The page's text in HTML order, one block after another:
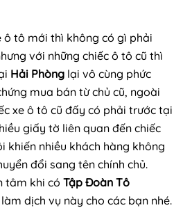
ô tô mới thì không có gì phải
với những chiếc ô tô cũ thì
Hải Phòng lại vô cùng phức
mua bán từ chủ cũ, ngoài
xe ô tô cũ đấy có phải trước tại
giấy tờ liên quan đến chiếc
khiến nhiều khách hàng không
đổi sang tên chính chủ.
tâm khi có Tập Đoàn Tô
dịch vụ này cho các bạn nhé.